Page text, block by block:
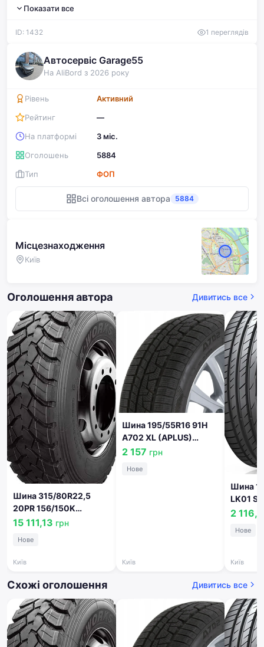
воду та грязь, запобігаючи аквапланування та
107/103Q гарантує безпеку навіть при максимальному
цю шину універсальним вибором для SUV та легких
вантажівок. Довговічна конструкція та економічна
для тих, хто цінує якість та практичність.
Рекомендується для водіїв, які часто подорожують по
складній місцевості та потребують надійної шини з
гарним співвідношенням ціни та якості.
Показати все
ID: 1432 1 переглядів
Автосервіс Garage55
На AliBord з 2026 року
Рівень
Активний
Рейтинг
—
На платформі
3 міс.
Оголошень
5884
Тип
ФОП
Всі оголошення автора 5884
Місцезнаходження
Київ
Оголошення автора Дивитись все
Шина 315/80R22,5
20PR 156/150K
KMD406 M+S, 3PMSF
15 111,13 грн
Нове
Київ
Шина 195/55R16 91H
A702 XL (APLUS)
2AP2374H1
2 157 грн
Нове
Київ
Шина
LK01 S
DOT24
2
Нове
Київ
Схожі оголошення Дивитись все